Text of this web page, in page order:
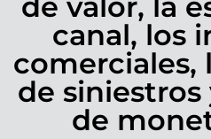
de valor, la
canal, los
comerciales,
de
de